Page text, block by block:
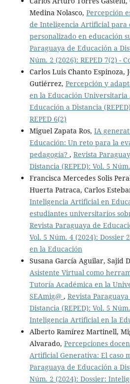
Medina Nolasco, Percepción
de Inteligencia Artificial para
personalizado en educación
Paraguaya de Educación a
Núm. 2 (2026): REPED 7(2) -
Carlos Luis Chanto Espinoza,
Gutiérrez, Percepción y
en la Educación Universitaria
Educación a Distancia
REPED 6(2)
Miguel Zapata Ros, IA
Educación: Un reto para la
pedagogía? , Revista
Distancia (REPED): Vol. 5
Francisca Mercedes Solis
Huerta Patraca, Carlos
Inteligencia Artificial en
estudiantes universitarios
Revista Paraguaya de
Vol. 5 Núm. 4 (2024):
en la Educación
Susana García Aguilar, Sajid
Asistente Virtual como
Tutoría Académica en la
SEAmig@ , Revista
Distancia (REPED): Vol. 5
Inteligencia Artificial en la
Alberto Ramírez Martinell,
Alvarado, Percepciones
Artificial Generativa: El caso
Paraguaya de Educación a
Núm. 2 (2024): Dossier: